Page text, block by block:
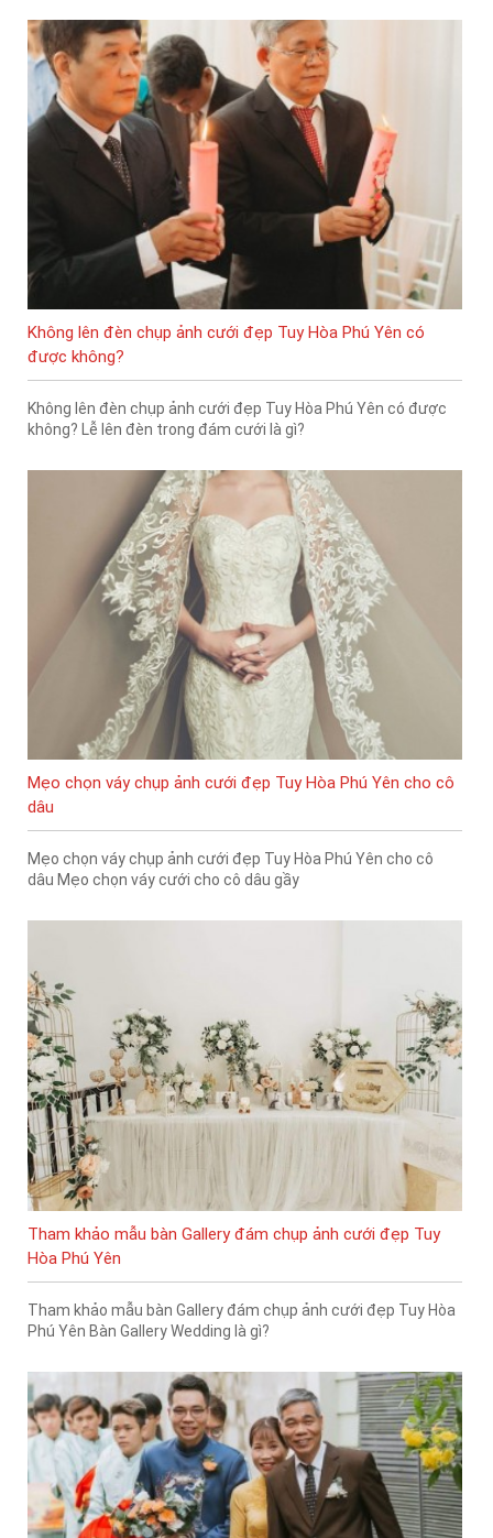
Không lên đèn chụp ảnh cưới đẹp Tuy Hòa Phú Yên có
được không?
Không lên đèn chụp ảnh cưới đẹp Tuy Hòa Phú Yên có được
không? Lễ lên đèn trong đám cưới là gì?
Mẹo chọn váy chụp ảnh cưới đẹp Tuy Hòa Phú Yên cho cô
dâu
Mẹo chọn váy chụp ảnh cưới đẹp Tuy Hòa Phú Yên cho cô
dâu Mẹo chọn váy cưới cho cô dâu gầy
Tham khảo mẫu bàn Gallery đám chụp ảnh cưới đẹp Tuy
Hòa Phú Yên
Tham khảo mẫu bàn Gallery đám chụp ảnh cưới đẹp Tuy Hòa
Phú Yên Bàn Gallery Wedding là gì?